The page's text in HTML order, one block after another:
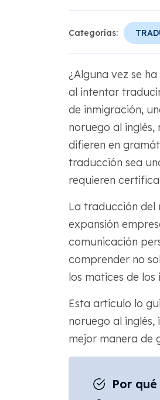
Categorías:
¿Alguna vez se
al intentar
de inmigración,
noruego al inglés,
difieren en
traducción sea
requieren
La traducción del
expansión
comunicación
comprender no
los matices de los
Esta artículo lo
noruego al
mejor manera de
Por